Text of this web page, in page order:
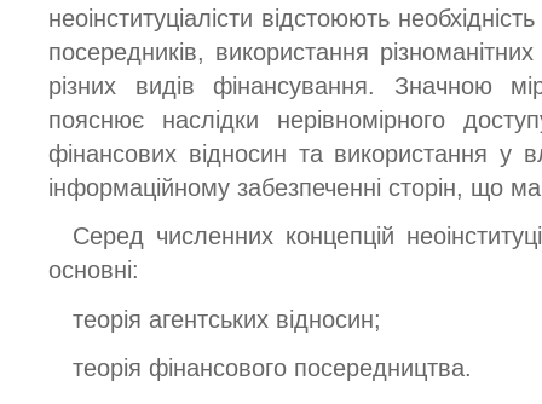
неоінституціалісти відстоюють
посередників, використання
різних видів фінансування. Значною
пояснює наслідки нерівномірного
фінансових відносин та використання у
інформаційному забезпеченні сторін, що
Серед численних концепцій
основні:
теорія агентських відносин;
теорія фінансового посередництва.